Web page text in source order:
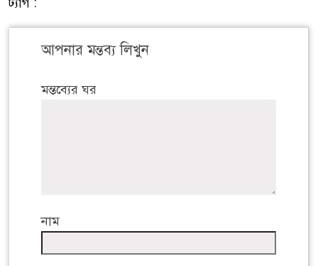
আপনার মন্তব্য লিখুন
মন্তব্যের ঘর
নাম